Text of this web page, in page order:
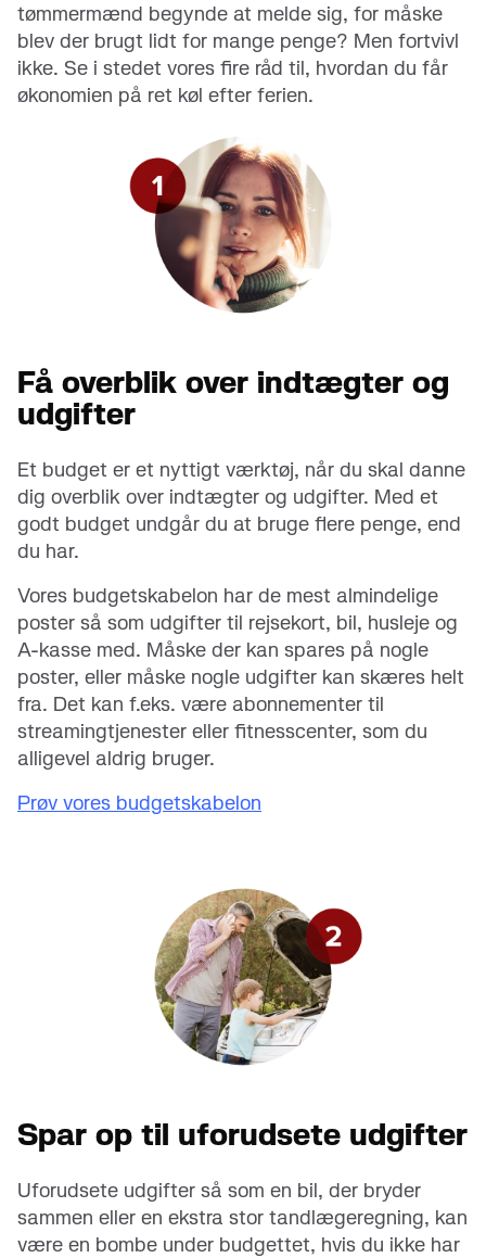
tømmermænd begynde at melde sig, for måske
blev der brugt lidt for mange penge? Men fortvivl
ikke. Se i stedet vores fire råd til, hvordan du får
økonomien på ret køl efter ferien.
Få overblik over indtægter og
udgifter
Et budget er et nyttigt værktøj, når du skal danne
dig overblik over indtægter og udgifter. Med et
godt budget undgår du at bruge flere penge, end
du har.
Vores budgetskabelon har de mest almindelige
poster så som udgifter til rejsekort, bil, husleje og
A-kasse med. Måske der kan spares på nogle
poster, eller måske nogle udgifter kan skæres helt
fra. Det kan f.eks. være abonnementer til
streamingtjenester eller fitnesscenter, som du
alligevel aldrig bruger.
Prøv vores budgetskabelon
Spar op til uforudsete udgifter
Uforudsete udgifter så som en bil, der bryder
sammen eller en ekstra stor tandlægeregning, kan
være en bombe under budgettet, hvis du ikke har